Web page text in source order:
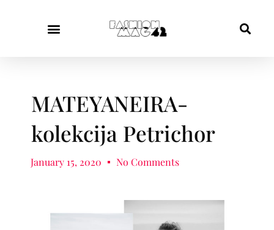
MATEYANEIRA-
kolekcija Petrichor
January 15, 2020 No Comments